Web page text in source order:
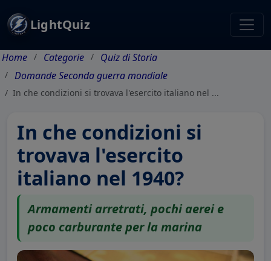
LightQuiz
Home Categorie
Quiz di Storia
Domande Seconda guerra mondiale
In che condizioni si trovava l'esercito italiano nel ...
In che condizioni si
trovava l'esercito
italiano nel 1940?
Armamenti arretrati, pochi aerei e
poco carburante per la marina